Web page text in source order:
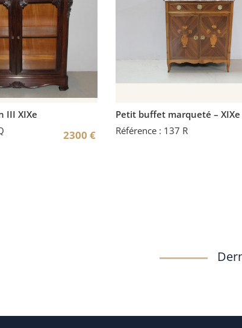
III XIXe
2300 €
Petit buffet marqueté – XIXe
Référence : 137 R